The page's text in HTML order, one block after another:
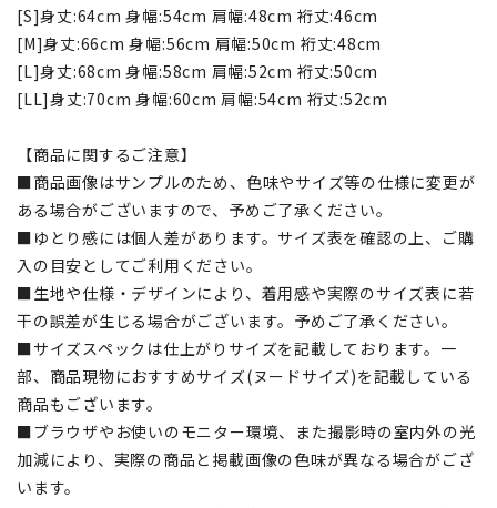
[S]身丈:64cm 身幅:54cm 肩幅:48cm 裄丈:46cm
[M]身丈:66cm 身幅:56cm 肩幅:50cm 裄丈:48cm
[L]身丈:68cm 身幅:58cm 肩幅:52cm 裄丈:50cm
[LL]身丈:70cm 身幅:60cm 肩幅:54cm 裄丈:52cm
【商品に関するご注意】
■商品画像はサンプルのため、色味やサイズ等の仕様に変更が
ある場合がございますので、予めご了承ください。
■ゆとり感には個人差があります。サイズ表を確認の上、ご購
入の目安としてご利用ください。
■生地や仕様・デザインにより、着用感や実際のサイズ表に若
干の誤差が生じる場合がございます。予めご了承ください。
■サイズスペックは仕上がりサイズを記載しております。一
部、商品現物におすすめサイズ(ヌードサイズ)を記載している
商品もございます。
■ブラウザやお使いのモニター環境、また撮影時の室内外の光
加減により、実際の商品と掲載画像の色味が異なる場合がござ
います。